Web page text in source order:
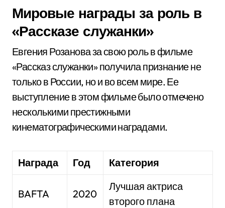
Мировые награды за роль в
«Рассказе служанки»
Евгения Розанова за свою роль в фильме
«Рассказ служанки» получила признание не
только в России, но и во всем мире. Ее
выступление в этом фильме было отмечено
несколькими престижными
кинематографическими наградами.
Награда Год Категория
BAFTA 2020
Лучшая актриса
второго плана